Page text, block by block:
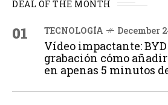
DEAL OF THE MONTH
01 TECNOLOGÍA December
Vídeo impactante:
grabación cómo
en apenas 5 minutos